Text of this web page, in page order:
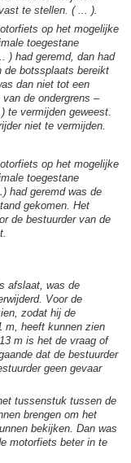
te stellen. ( ... ).
op het mogelijke
toegestane
) had geremd, dan had
de botssplaats bereikt
dan niet tot een
de ondergrens –
te vermijden geweest.
niet te vermijden.
op het mogelijke
toegestane
had geremd was de
gekomen. Het
de bestuurder van de
afslaat, was de
Voor de
zodat hij de
m, heeft kunnen zien
m is het de vraag of
dat de bestuurder
geen gevaar
tussenstuk tussen de
brengen om het
bekijken. Dan was
motorfiets beter in te